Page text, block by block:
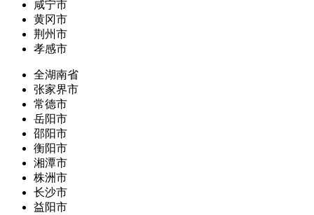
咸宁市
黄冈市
荆州市
孝感市
全湖南省
张家界市
常德市
岳阳市
邵阳市
衡阳市
湘潭市
株洲市
长沙市
益阳市